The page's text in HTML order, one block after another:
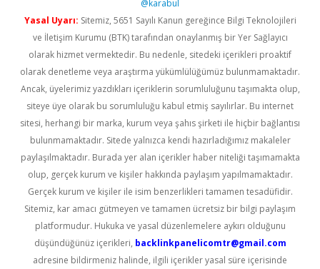
@karabul
Yasal Uyarı: Sitemiz, 5651 Sayılı Kanun gereğince Bilgi Teknolojileri
ve İletişim Kurumu (BTK) tarafından onaylanmış bir Yer Sağlayıcı
olarak hizmet vermektedir. Bu nedenle, sitedeki içerikleri proaktif
olarak denetleme veya araştırma yükümlülüğümüz bulunmamaktadır.
Ancak, üyelerimiz yazdıkları içeriklerin sorumluluğunu taşımakta olup,
siteye üye olarak bu sorumluluğu kabul etmiş sayılırlar. Bu internet
sitesi, herhangi bir marka, kurum veya şahıs şirketi ile hiçbir bağlantısı
bulunmamaktadır. Sitede yalnızca kendi hazırladığımız makaleler
paylaşılmaktadır. Burada yer alan içerikler haber niteliği taşımamakta
olup, gerçek kurum ve kişiler hakkında paylaşım yapılmamaktadır.
Gerçek kurum ve kişiler ile isim benzerlikleri tamamen tesadüfidir.
Sitemiz, kar amacı gütmeyen ve tamamen ücretsiz bir bilgi paylaşım
platformudur. Hukuka ve yasal düzenlemelere aykırı olduğunu
düşündüğünüz içerikleri, backlinkpanelicomtr@gmail.com
adresine bildirmeniz halinde, ilgili içerikler yasal süre içerisinde